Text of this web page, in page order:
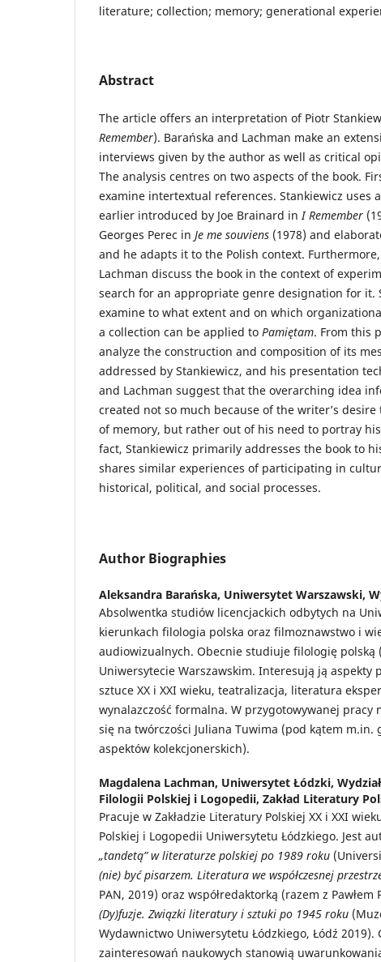
literature; collection; memory; generational
Abstract
The article offers an interpretation of Piotr
Remember). Barańska and Lachman make an
interviews given by the author as well as critical
The analysis centres on two aspects of the book.
examine intertextual references. Stankiewicz uses
earlier introduced by Joe Brainard inI Remember
Georges Perec in Je me souviens (1978) and
and he adapts it to the Polish context.
Lachman discuss the book in the context of
search for an appropriate genre designation for it.
examine to what extent and on which
a collection can be applied to Pamiętam. From this
analyze the construction and composition of its
addressed by Stankiewicz, and his presentation
and Lachman suggest that the overarching idea
created not so much because of the writer’s
of memory, but rather out of his need to portray
fact, Stankiewicz primarily addresses the book to
shares similar experiences of participating in
historical, political, and social processes.
Author Biographies
Aleksandra Barańska, Uniwersytet Warszawski,
Absolwentka studiów licencjackich odbytych na
kierunkach filologia polska oraz filmoznawstwo i
audiowizualnych. Obecnie studiuje filologię polską
Uniwersytecie Warszawskim. Interesują ją aspekty
sztuce XX i XXI wieku, teatralizacja, literatura
wynalazczość formalna. W przygotowywanej pracy
się na twórczości Juliana Tuwima (pod kątem m.in.
aspektów kolekcjonerskich).
Magdalena Lachman, Uniwersytet Łódzki,
Filologii Polskiej i Logopedii, Zakład Literatury
Pracuje w Zakładzie Literatury Polskiej XX i XXI
Polskiej i Logopedii Uniwersytetu Łódzkiego. Jest
„tandetą” w literaturze polskiej po 1989 roku
(nie) być pisarzem. Literatura we współczesnej
PAN, 2019) oraz współredaktorką (razem z
(Dy)fuzje. Związki literatury i sztuki po 1945 roku
Wydawnictwo Uniwersytetu Łódzkiego, Łódź 2019).
zainteresowań naukowych stanowią